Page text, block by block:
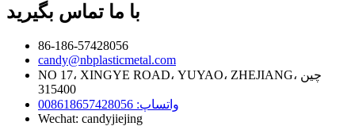
با ما تماس بگیرید
86-186-57428056
candy@nbplasticmetal.com
NO 17، XINGYE ROAD، YUYAO، ZHEJIANG، چین
315400
واتساپ: 008618657428056
Wechat: candyjiejing